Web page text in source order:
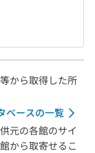
から取得した所
ベースの一覧
元の各館のサイ
から取寄せるこ